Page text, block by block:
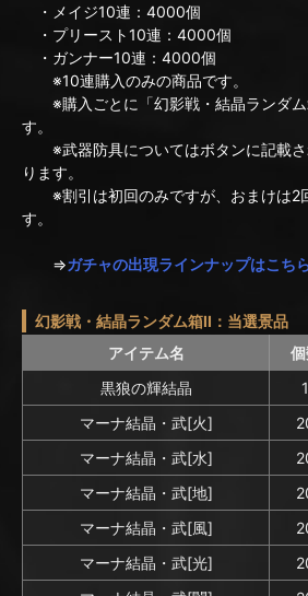
・メイジ10連：4000個
・プリースト10連：4000個
・ガンナー10連：4000個
※10連購入のみの商品です。
※購入ごとに「幻影戦・結晶ランダム
す。
※武器防具についてはボタンに記載さ
ります。
※割引は初回のみですが、おまけは2
す。
⇒ガチャの出現ラインナップはこち
幻影戦・結晶ランダム箱II：当選景品
アイテム名
黒狼の輝結晶
1
マーナ結晶・武[火]
マーナ結晶・武[水]
マーナ結晶・武[地]
マーナ結晶・武[風]
マーナ結晶・武[光]